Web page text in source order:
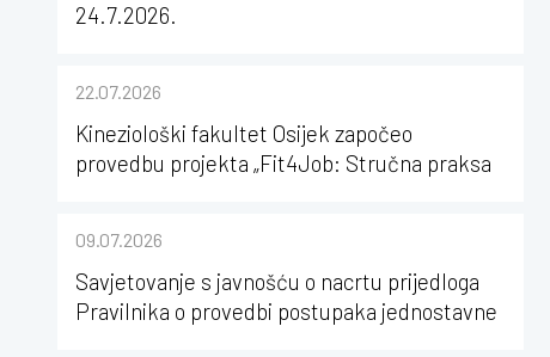
24.7.2026.
22.07.2026
Kineziološki fakultet Osijek započeo
provedbu projekta „Fit4Job: Stručna praksa
09.07.2026
Savjetovanje s javnošću o nacrtu prijedloga
Pravilnika o provedbi postupaka jednostavne